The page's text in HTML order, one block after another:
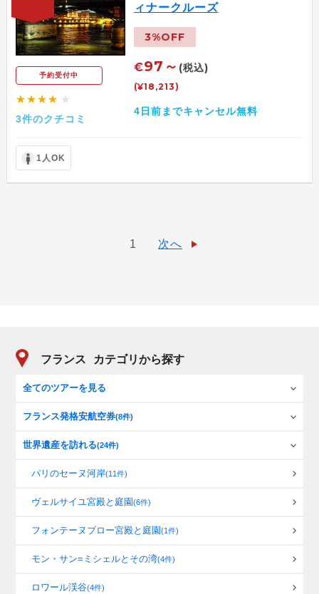
予約受付中
★★★★ ★
3件のクチコミ
ィナークルーズ
3%OFF
€97～ (税込)
(¥18,213)
4日前までキャンセル無料
1人OK
1 次へ
フランス カテゴリから探す
全てのツアーを見る
フランス発格安航空券(8件)
世界遺産を訪れる(24件)
パリのセーヌ河岸(11件)
ヴェルサイユ宮殿と庭園(6件)
フォンテーヌブロー宮殿と庭園(1件)
モン・サン=ミシェルとその湾(4件)
ロワール渓谷(4件)